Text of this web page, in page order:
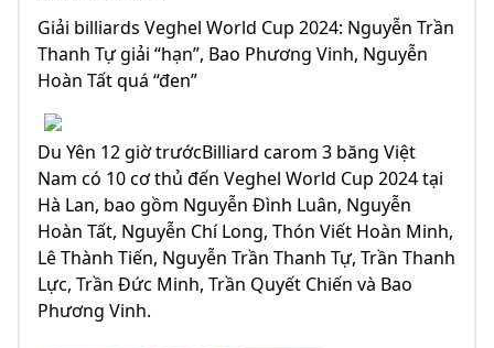
Giải billiards Veghel World Cup 2024: Nguyễn Trần
Thanh Tự giải “hạn”, Bao Phương Vinh, Nguyễn
Hoàn Tất quá “đen”
Du Yên 12 giờ trướcBilliard carom 3 băng Việt
Nam có 10 cơ thủ đến Veghel World Cup 2024 tại
Hà Lan, bao gồm Nguyễn Đình Luân, Nguyễn
Hoàn Tất, Nguyễn Chí Long, Thón Viết Hoàn Minh,
Lê Thành Tiến, Nguyễn Trần Thanh Tự, Trần Thanh
Lực, Trần Đức Minh, Trần Quyết Chiến và Bao
Phương Vinh.